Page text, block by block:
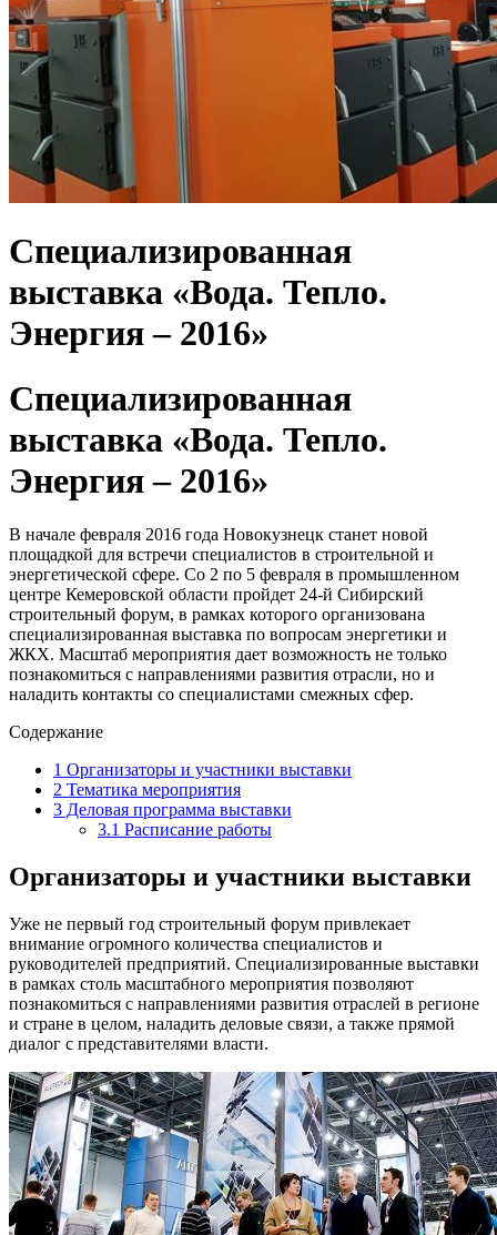
Специализированная
выставка «Вода. Тепло.
Энергия – 2016»
Специализированная
выставка «Вода. Тепло.
Энергия – 2016»
В начале февраля 2016 года Новокузнецк станет новой
площадкой для встречи специалистов в строительной и
энергетической сфере. Со 2 по 5 февраля в промышленном
центре Кемеровской области пройдет 24-й Сибирский
строительный форум, в рамках которого организована
специализированная выставка по вопросам энергетики и
ЖКХ. Масштаб мероприятия дает возможность не только
познакомиться с направлениями развития отрасли, но и
наладить контакты со специалистами смежных сфер.
Содержание
1 Организаторы и участники выставки
2 Тематика мероприятия
3 Деловая программа выставки
3.1 Расписание работы
Организаторы и участники выставки
Уже не первый год строительный форум привлекает
внимание огромного количества специалистов и
руководителей предприятий. Специализированные выставки
в рамках столь масштабного мероприятия позволяют
познакомиться с направлениями развития отраслей в регионе
и стране в целом, наладить деловые связи, а также прямой
диалог с представителями власти.